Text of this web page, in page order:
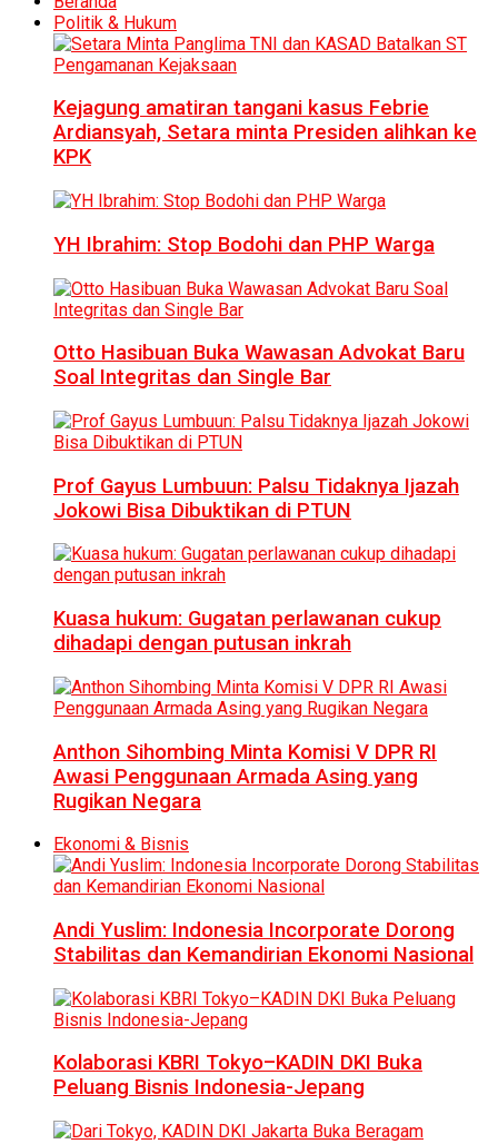
Politik & Hukum
Kejagung amatiran tangani kasus Febrie
Ardiansyah, Setara minta Presiden alihkan ke
KPK
YH Ibrahim: Stop Bodohi dan PHP Warga
Otto Hasibuan Buka Wawasan Advokat Baru
Soal Integritas dan Single Bar
Prof Gayus Lumbuun: Palsu Tidaknya Ijazah
Jokowi Bisa Dibuktikan di PTUN
Kuasa hukum: Gugatan perlawanan cukup
dihadapi dengan putusan inkrah
Anthon Sihombing Minta Komisi V DPR RI
Awasi Penggunaan Armada Asing yang
Rugikan Negara
Ekonomi & Bisnis
Andi Yuslim: Indonesia Incorporate Dorong
Stabilitas dan Kemandirian Ekonomi Nasional
Kolaborasi KBRI Tokyo–KADIN DKI Buka
Peluang Bisnis Indonesia-Jepang